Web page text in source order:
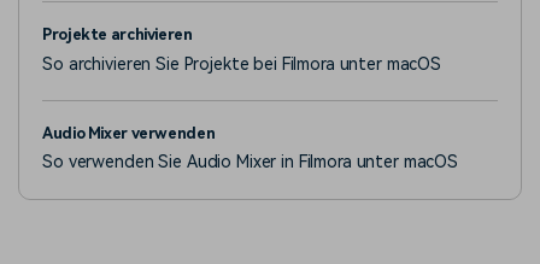
Projekte archivieren
So archivieren Sie Projekte bei Filmora unter macOS
Audio Mixer verwenden
So verwenden Sie Audio Mixer in Filmora unter macOS